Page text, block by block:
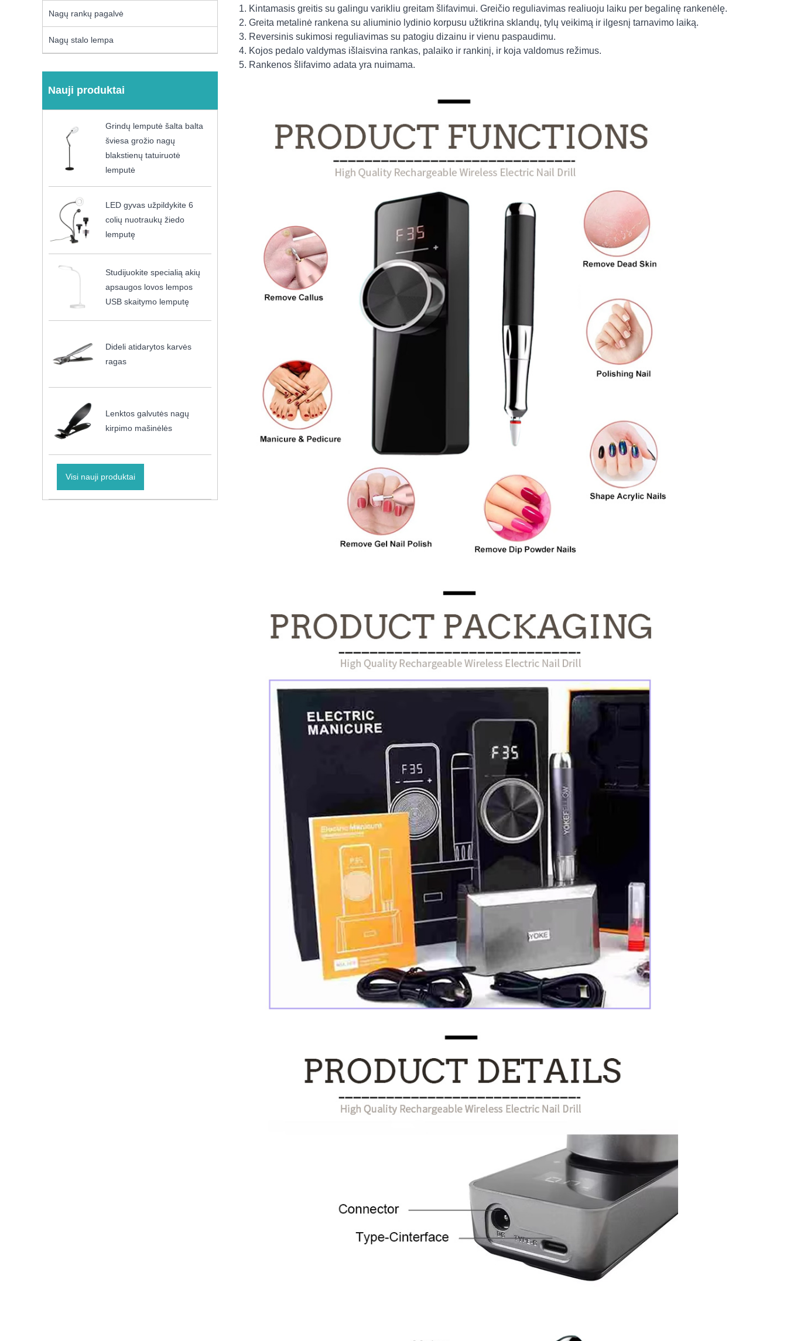
Nagų rankų pagalvė
Nagų stalo lempa
Nauji produktai
Grindų lemputė šalta balta
šviesa grožio nagų
blakstienų tatuiruotė
lemputė
LED gyvas užpildykite 6
colių nuotraukų žiedo
lemputę
Studijuokite specialią akių
apsaugos lovos lempos
USB skaitymo lemputę
Dideli atidarytos karvės
ragas
Lenktos galvutės nagų
kirpimo mašinėlės
Visi nauji produktai
1. Kintamasis greitis su galingu varikliu greitam šlifavimui. Greičio reguliavimas realiuoju laiku per begalinę rankenėlę.
2. Greita metalinė rankena su aliuminio lydinio korpusu užtikrina sklandų, tylų veikimą ir ilgesnį tarnavimo laiką.
3. Reversinis sukimosi reguliavimas su patogiu dizainu ir vienu paspaudimu.
4. Kojos pedalo valdymas išlaisvina rankas, palaiko ir rankinį, ir koja valdomus režimus.
5. Rankenos šlifavimo adata yra nuimama.